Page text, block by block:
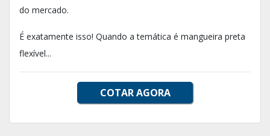
do mercado.
É exatamente isso! Quando a temática é mangueira preta
flexível...
COTAR AGORA